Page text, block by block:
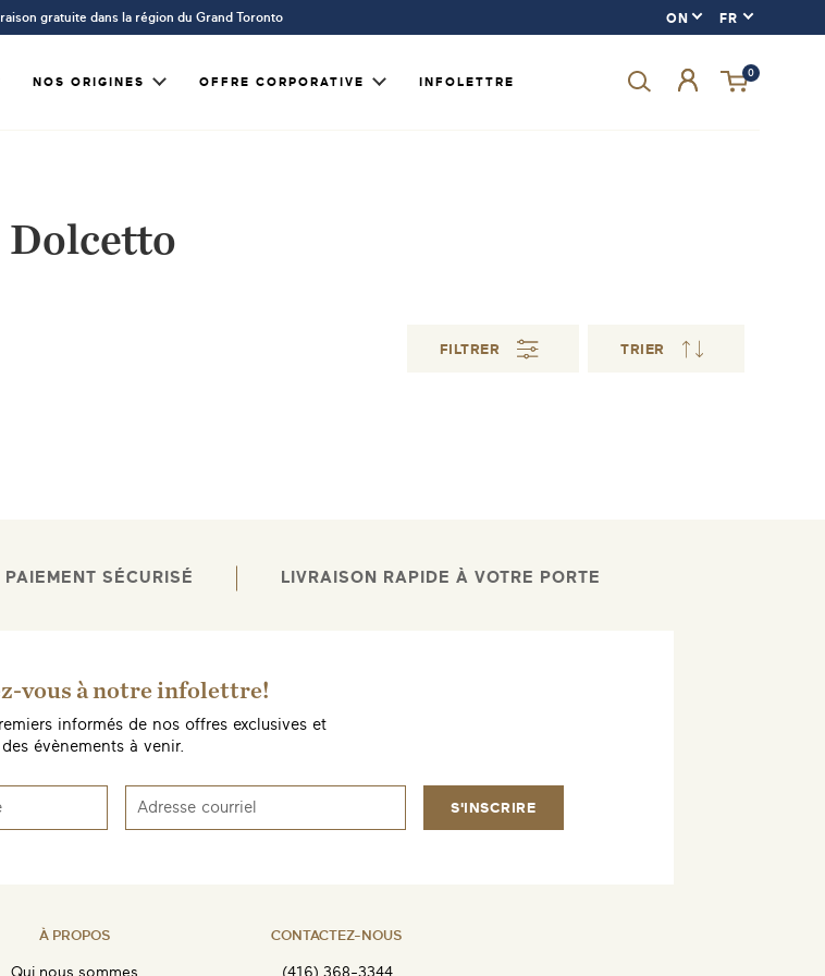
gratuite dans la région du Grand Toronto
NOS ORIGINES OFFRE CORPORATIVE INFOLETTRE
0
Dolcetto
FILTRER TRIER
PAIEMENT SÉCURISÉ LIVRAISON RAPIDE À VOTRE PORTE
vous à notre infolettre!
informés de nos offres exclusives et
des évènements à venir.
S'INSCRIRE
À PROPOS
Qui nous sommes
CONTACTEZ-NOUS
(416) 368-3344
DISPONIBLE